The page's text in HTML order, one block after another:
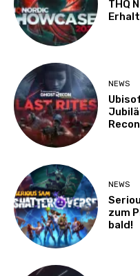
THQ
NEWS
NEWS
zum
bald!